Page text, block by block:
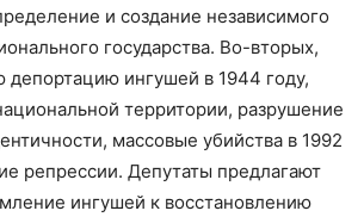
и создание независимого
государства. Во-вторых,
депортацию ингушей в 1944 году,
территории, разрушение
массовые убийства в 1992
репрессии. Депутаты предлагают
ингушей к восстановлению